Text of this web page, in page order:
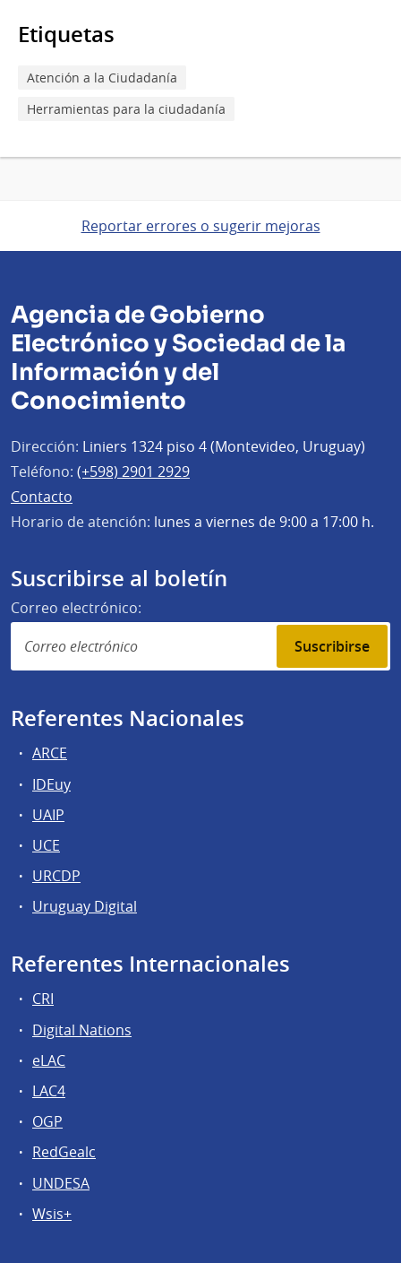
Etiquetas
Atención a la Ciudadanía
Herramientas para la ciudadanía
Reportar errores o sugerir mejoras
Agencia de Gobierno
Electrónico y Sociedad de la
Información y del
Conocimiento
Dirección: Liniers 1324 piso 4 (Montevideo, Uruguay)
Teléfono: (+598) 2901 2929
Contacto
Horario de atención: lunes a viernes de 9:00 a 17:00 h.
Suscribirse al boletín
Correo electrónico:
Suscribirse
Referentes Nacionales
ARCE
IDEuy
UAIP
UCE
URCDP
Uruguay Digital
Referentes Internacionales
CRI
Digital Nations
eLAC
LAC4
OGP
RedGealc
UNDESA
Wsis+